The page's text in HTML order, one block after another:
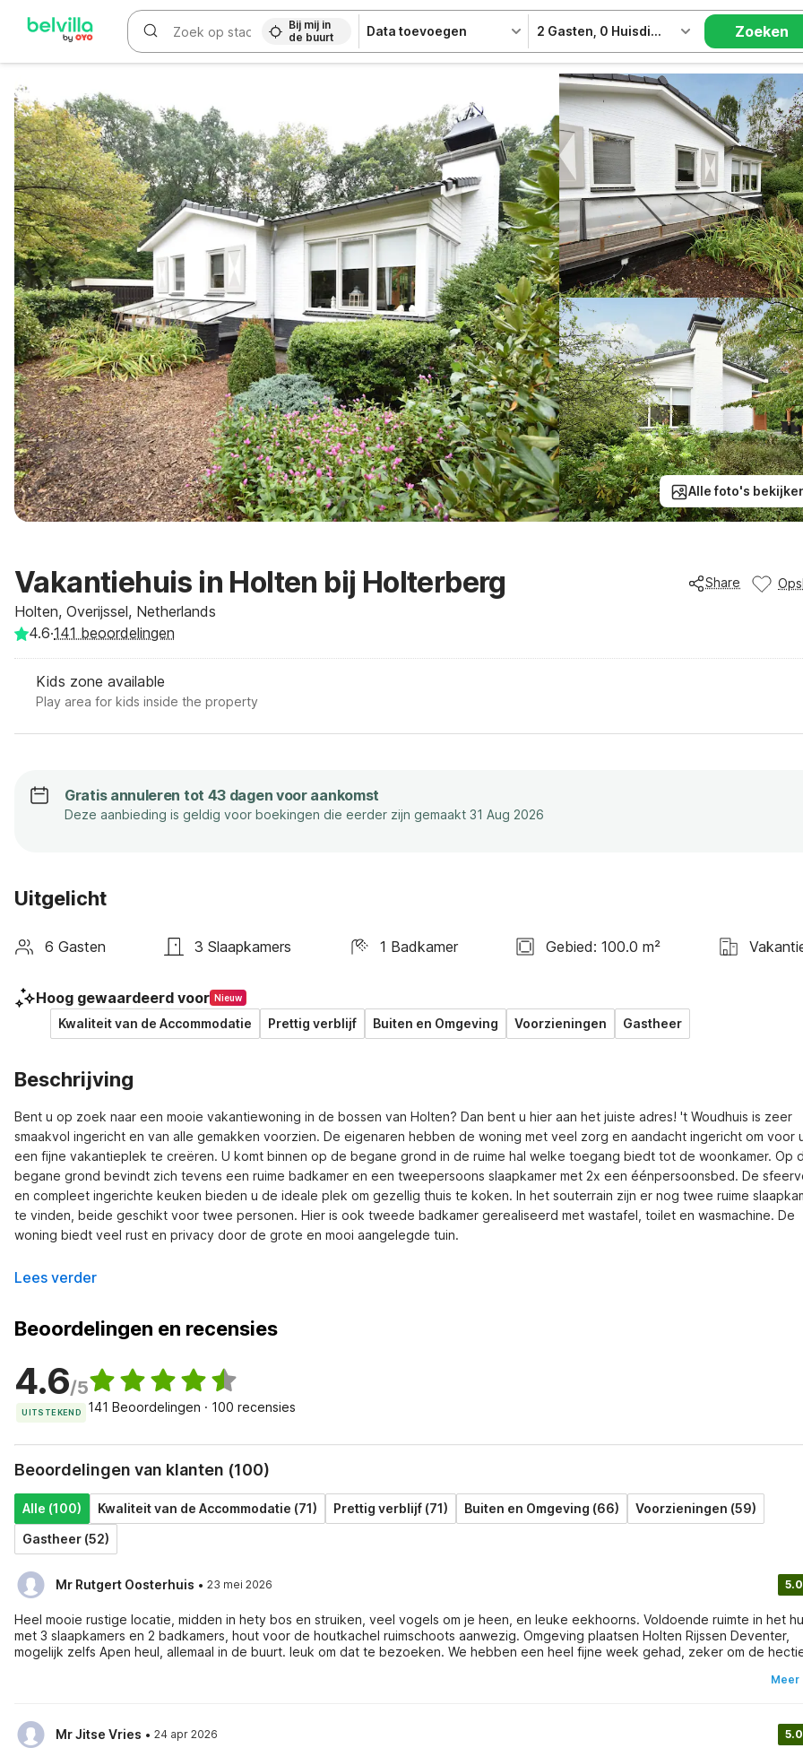
Bij mij in
de buurt
Data toevoegen 2 Gasten 0 Huisdieren Zoeken
Alle foto's
Vakantiehuis in Holten bij Holterberg
Holten, Overijssel, Netherlands
Share
4.6·141 beoordelingen
Kids zone available
Play area for kids inside the property
Gratis annuleren tot 43 dagen voor aankomst
Deze aanbieding is geldig voor boekingen die eerder zijn gemaakt 31 Aug 2026
Uitgelicht
6 Gasten 3 Slaapkamers 1 Badkamer Gebied: 100.0 m²
Hoog gewaardeerd voor Nieuw
Kwaliteit van de Accommodatie Prettig verblijf Buiten en Omgeving Voorzieningen Gastheer
Beschrijving
Bent u op zoek naar een mooie vakantiewoning in de bossen van Holten? Dan bent u hier aan het juiste adres! 't Woudhuis is zeer
smaakvol ingericht en van alle gemakken voorzien. De eigenaren hebben de woning met veel zorg en aandacht ingericht om voor
een fijne vakantieplek te creëren. U komt binnen op de begane grond in de ruime hal welke toegang biedt tot de woonkamer. Op
begane grond bevindt zich tevens een ruime badkamer en een tweepersoons slaapkamer met 2x een éénpersoonsbed. De
en compleet ingerichte keuken bieden u de ideale plek om gezellig thuis te koken. In het souterrain zijn er nog twee ruime
te vinden, beide geschikt voor twee personen. Hier is ook tweede badkamer gerealiseerd met wastafel, toilet en wasmachine. De
woning biedt veel rust en privacy door de grote en mooi aangelegde tuin.
Lees verder
Beoordelingen en recensies
4.6/5
UITSTEKEND 141 Beoordelingen · 100 recensies
Beoordelingen van klanten (100)
Alle (100) Kwaliteit van de Accommodatie (71) Prettig verblijf (71) Buiten en Omgeving (66)
Voorzieningen (59)
Gastheer (52)
Mr Rutgert Oosterhuis · 23 mei 2026 5.0
Heel mooie rustige locatie, midden in hety bos en struiken, veel vogels om je heen, en leuke eekhoorns. Voldoende ruimte in het
met 3 slaapkamers en 2 badkamers, hout voor de houtkachel ruimschoots aanwezig. Omgeving plaatsen Holten Rijssen Deventer,
mogelijk zelfs Apen heul, allemaal in de buurt. leuk om dat te bezoeken. We hebben een heel fijne week gehad, zeker om de
Meer
Mr Jitse Vries · 24 apr 2026 5.0